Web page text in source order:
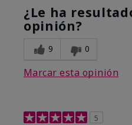
¿Le ha
opinión?
9 0
Marcar esta opinión
5